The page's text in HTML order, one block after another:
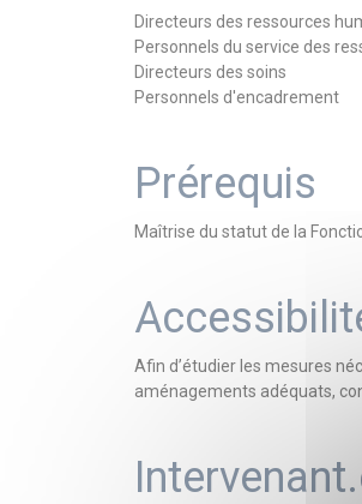
Directeurs des ressources
Personnels du service des
Directeurs des soins
Personnels d'encadrement
Prérequis
Maîtrise du statut de la
Afin d’étudier les mesures
aménagements adéquats,